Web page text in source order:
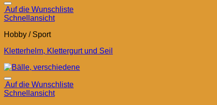
Auf die Wunschliste
Schnellansicht
Hobby / Sport
Kletterhelm, Klettergurt und Seil
Auf die Wunschliste
Schnellansicht